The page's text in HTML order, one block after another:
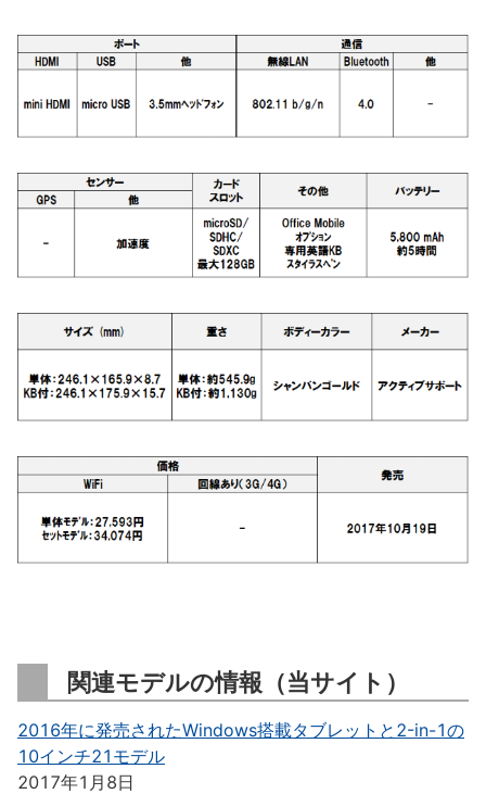
関連モデルの情報（当サイト）
2016年に発売されたWindows搭載タブレットと2-in-1の
10インチ21モデル
2017年1月8日